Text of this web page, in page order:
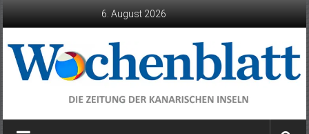
6. August 2026
Wochenblatt